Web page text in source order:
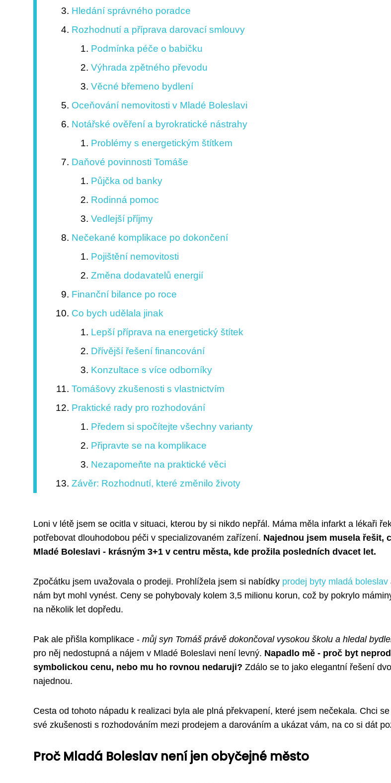
Hledání správného poradce
Rozhodnutí a příprava darovací smlouvy
Podmínka péče o babičku
Výhrada zpětného převodu
Věcné břemeno bydlení
Oceňování nemovitosti v Mladé Boleslavi
Notářské ověření a byrokratické nástrahy
Problémy s energetickým štítkem
Daňové povinnosti Tomáše
Půjčka od banky
Rodinná pomoc
Vedlejší příjmy
Nečekané komplikace po dokončení
Pojištění nemovitosti
Změna dodavatelů energií
Finanční bilance po roce
Co bych udělala jinak
Lepší příprava na energetický štítek
Dřívější řešení financování
Konzultace s více odborníky
Tomášovy zkušenosti s vlastnictvím
Praktické rady pro rozhodování
Předem si spočítejte všechny varianty
Připravte se na komplikace
Nezapomeňte na praktické věci
Závěr: Rozhodnutí, které změnilo životy
Loni v létě jsem se ocitla v situaci, kterou by si nikdo nepřál. Máma měla infarkt a lékaři
potřebovat dlouhodobou péči v specializovaném zařízení. Najednou jsem musela řešit,
Mladé Boleslavi - krásným 3+1 v centru města, kde prožila posledních dvacet let.
Zpočátku jsem uvažovala o prodeji. Prohlížela jsem si nabídky prodej byty mladá boleslav
nám byt mohl vynést. Ceny se pohybovaly kolem 3,5 milionu korun, což by pokrylo
na několik let dopředu.
Pak ale přišla komplikace - můj syn Tomáš právě dokončoval vysokou školu a hledal
pro něj nedostupná a nájem v Mladé Boleslavi není levný. Napadlo mě - proč byt
symbolickou cenu, nebo mu ho rovnou nedaruji? Zdálo se to jako elegantní řešení
najednou.
Cesta od tohoto nápadu k realizaci byla ale plná překvapení, které jsem nečekala. Chci
své zkušenosti s rozhodováním mezi prodejem a darováním a ukázat vám, na co si dát
Proč Mladá Boleslav není jen obyčejné město